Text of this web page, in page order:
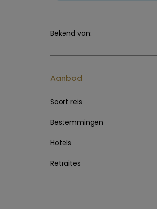
Bekend van:
Aanbod
Soort reis
Bestemmingen
Hotels
Retraites